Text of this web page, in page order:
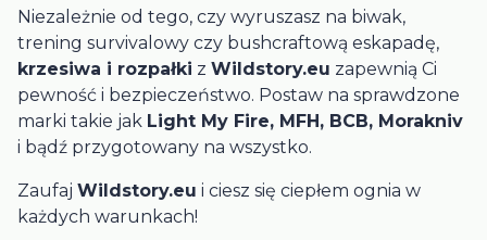
Niezależnie od tego, czy wyruszasz na biwak,
trening survivalowy czy bushcraftową eskapadę,
krzesiwa i rozpałki z Wildstory.eu zapewnią Ci
pewność i bezpieczeństwo. Postaw na sprawdzone
marki takie jak Light My Fire, MFH, BCB, Morakniv
i bądź przygotowany na wszystko.
Zaufaj Wildstory.eu i ciesz się ciepłem ognia w
każdych warunkach!